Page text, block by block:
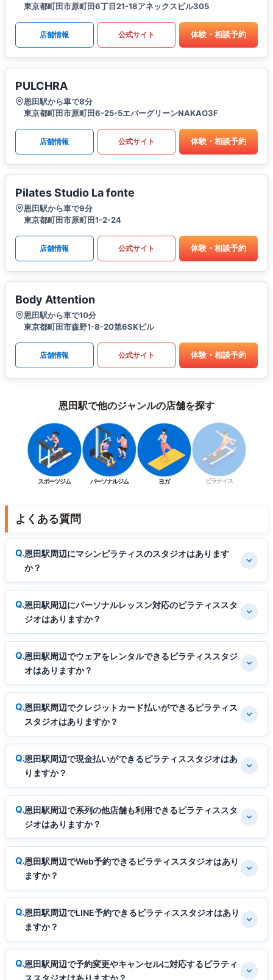
東京都町田市原町田6丁目21-18アネックスビル305
店舗情報 公式サイト 体験・相談予約
PULCHRA
恩田駅から車で8分
東京都町田市原町田6-25-5エバーグリーンNAKAO3F
店舗情報 公式サイト 体験・相談予約
Pilates Studio La fonte
恩田駅から車で9分
東京都町田市原町田1-2-24
店舗情報 公式サイト 体験・相談予約
Body Attention
恩田駅から車で10分
東京都町田市森野1-8-20第6SKビル
店舗情報 公式サイト 体験・相談予約
恩田駅で他のジャンルの店舗を探す
スポーツジム パーソナルジム ヨガ ピラティス
よくある質問
恩田駅周辺にマシンピラティスのスタジオはあります
か？
恩田駅周辺にパーソナルレッスン対応のピラティススタ
ジオはありますか？
恩田駅周辺でウェアをレンタルできるピラティススタジ
オはありますか？
恩田駅周辺でクレジットカード払いができるピラティス
スタジオはありますか？
恩田駅周辺で現金払いができるピラティススタジオはあ
りますか？
恩田駅周辺で系列の他店舗も利用できるピラティススタ
ジオはありますか？
恩田駅周辺でWeb予約できるピラティススタジオはあり
ますか？
恩田駅周辺でLINE予約できるピラティススタジオはあり
ますか？
恩田駅周辺で予約変更やキャンセルに対応するピラティ